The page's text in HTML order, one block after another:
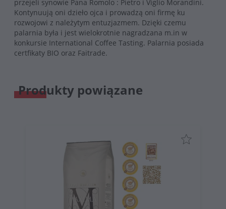
przejeli synowie Pana Romolo : Pietro i Viglio Morandini.
Kontynuują oni dzieło ojca i prowadzą oni firmę ku
rozwojowi z należytym entuzjazmem. Dzięki czemu
palarnia była i jest wielokrotnie nagradzana m.in w
konkursie International Coffee Tasting. Palarnia posiada
certfikaty BIO oraz Faitrade.
Produkty powiązane